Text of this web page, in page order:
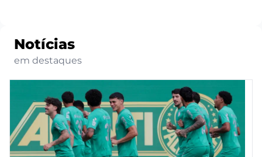
Notícias
em destaques